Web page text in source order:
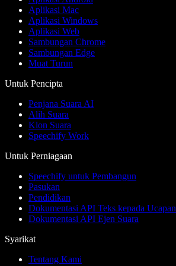
Aplikasi Mac
Aplikasi Windows
Aplikasi Web
Sambungan Chrome
Sambungan Edge
Muat Turun
Untuk Pencipta
Penjana Suara AI
Alih Suara
Klon Suara
Speechify Work
Untuk Perniagaan
Speechify untuk Pembangun
Pasukan
Pendidikan
Dokumentasi API Teks kepada Ucapan
Dokumentasi API Ejen Suara
Syarikat
Tentang Kami